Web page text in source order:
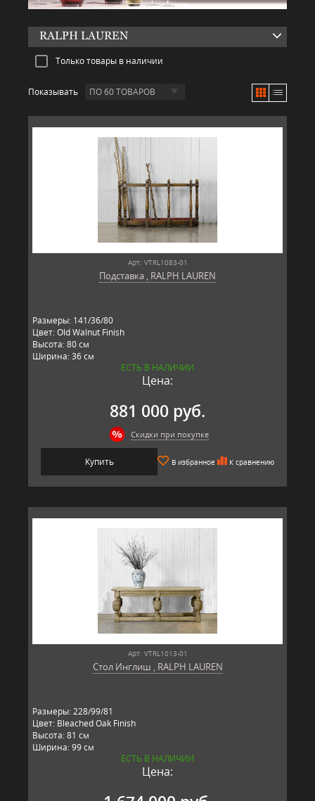
RALPH LAUREN
Только товары в наличии
Показывать ПО 60 ТОВАРОВ
Арт: VTRL1083-01
Подставка , RALPH LAUREN
Размеры: 141/36/80
Цвет: Old Walnut Finish
Высота: 80 см
Ширина: 36 см
ЕСТЬ В НАЛИЧИИ
Цена:
881 000 руб.
Скидки при покупке
Купить В избранное К сравнению
Арт: VTRL1013-01
Стол Инглиш , RALPH LAUREN
Размеры: 228/99/81
Цвет: Bleached Oak Finish
Высота: 81 см
Ширина: 99 см
ЕСТЬ В НАЛИЧИИ
Цена: